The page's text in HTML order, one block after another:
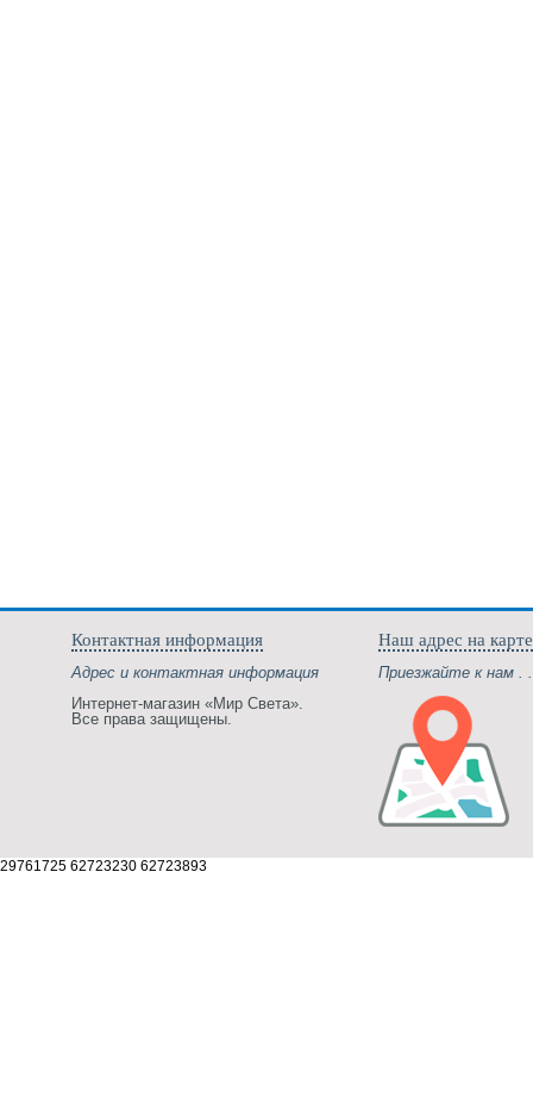
Контактная информация
Адрес и контактная информация
Интернет-магазин «Мир Света».
Все права защищены.
Наш адрес на карте
Приезжайте к нам .
29761725 62723230 62723893